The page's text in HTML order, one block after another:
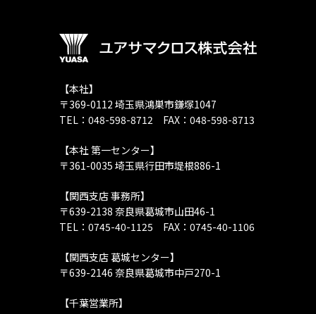
【本社】
〒369-0112 埼玉県鴻巣市鎌塚1047
TEL：048-598-8712 FAX：048-598-8713
【本社 第一センター】
〒361-0035 埼玉県行田市堤根886-1
【関西支店 事務所】
〒639-2138 奈良県葛城市山田46-1
TEL：0745-40-1125 FAX：0745-40-1106
【関西支店 葛城センター】
〒639-2146 奈良県葛城市中戸270-1
【千葉営業所】